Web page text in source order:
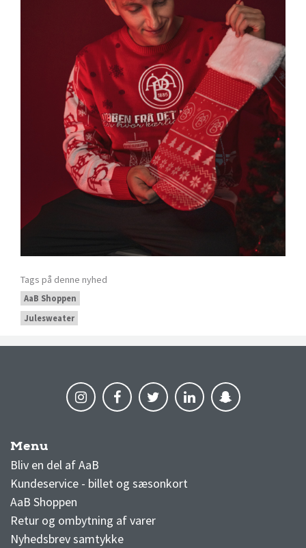
Tags på denne nyhed
AaB Shoppen
Julesweater
Menu
Bliv en del af AaB
Kundeservice - billet og sæsonkort
AaB Shoppen
Retur og ombytning af varer
Nyhedsbrev samtykke